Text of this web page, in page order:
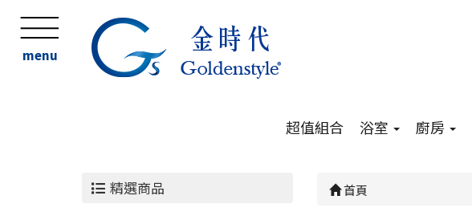
menu
超值組合 浴室 廚房
精選商品 首頁